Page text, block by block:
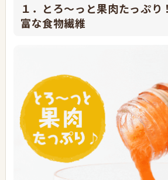
１．とろ～っと果肉たっぷり
富な食物繊維